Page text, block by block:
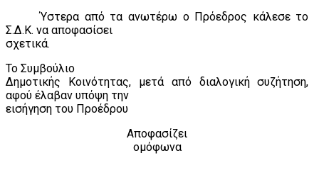
Ύστερα από τα ανωτέρω ο Πρόεδρος κάλεσε το
Σ.Δ.Κ. να αποφασίσει
σχετικά.
Το Συμβούλιο
Δημοτικής Κοινότητας, μετά από διαλογική συζήτηση,
αφού έλαβαν υπόψη την
εισήγηση του Προέδρου
Αποφασίζει
ομόφωνα